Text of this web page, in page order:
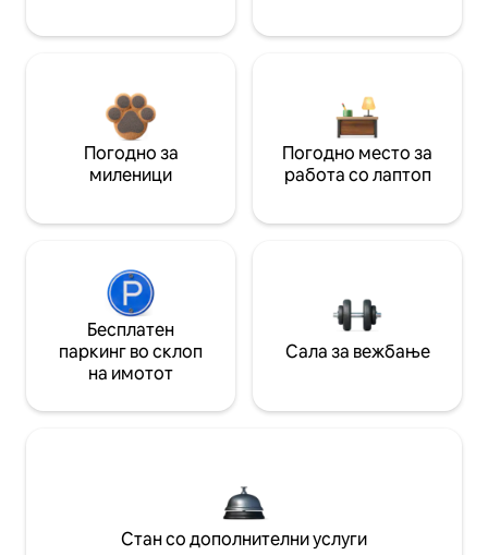
Погодно за
миленици
Погодно место за
работа со лаптоп
Бесплатен
паркинг во склоп
на имотот
Сала за вежбање
Стан со дополнителни услуги